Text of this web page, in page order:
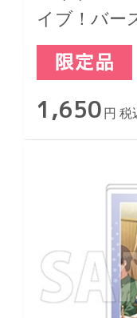
イブ！バー
ーホルダー
1,650 円 税